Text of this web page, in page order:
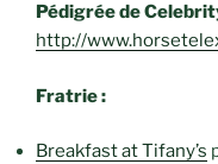
Pédigrée de
http://
Fratrie :
Breakfast at Tifany’s